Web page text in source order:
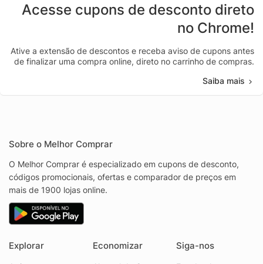
Acesse cupons de desconto direto
no Chrome!
Ative a extensão de descontos e receba aviso de cupons antes
de finalizar uma compra online, direto no carrinho de compras.
Saiba mais
Sobre o Melhor Comprar
O Melhor Comprar é especializado em cupons de desconto,
códigos promocionais, ofertas e comparador de preços em
mais de 1900 lojas online.
Explorar Economizar Siga-nos